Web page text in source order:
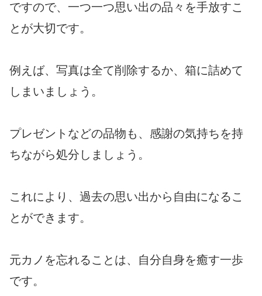
ですので、一つ一つ思い出の品々を手放すこ
とが大切です。
例えば、写真は全て削除するか、箱に詰めて
しまいましょう。
プレゼントなどの品物も、感謝の気持ちを持
ちながら処分しましょう。
これにより、過去の思い出から自由になるこ
とができます。
元カノを忘れることは、自分自身を癒す一歩
です。